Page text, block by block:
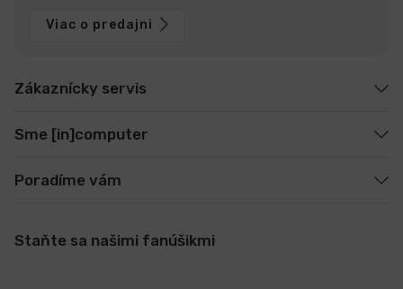
Viac o predajni
Zákaznícky servis
Sme [in]computer
Poradíme vám
Staňte sa našimi fanúšikmi